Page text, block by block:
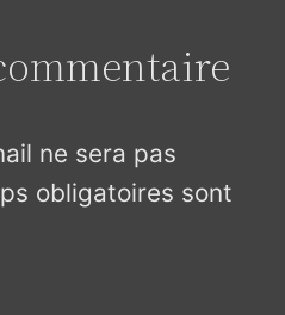
ne sera pas
obligatoires sont